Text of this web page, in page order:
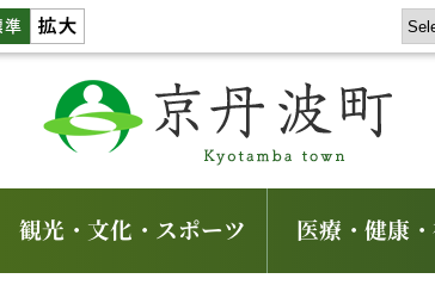
観光・文化・スポーツ 医療・健康